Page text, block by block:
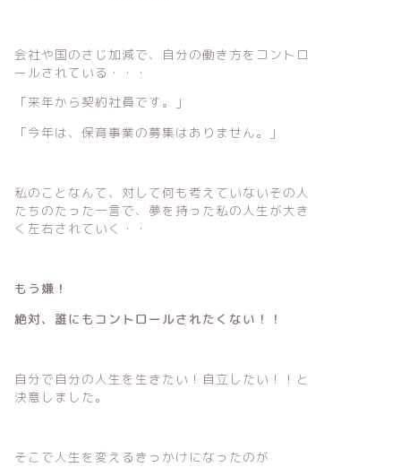
会社や国のさじ加減で、自分の働き方をコントロ
ールされている・・・
「来年から契約社員です。」
「今年は、保育事業の募集はありません。」
私のことなんて、対して何も考えていないその人
たちのたった一言で、夢を持った私の人生が大き
く左右されていく・・
もう嫌！
絶対、誰にもコントロールされたくない！！
自分で自分の人生を生きたい！自立したい！！と
決意しました。
そこで人生を変えるきっかけになったのが